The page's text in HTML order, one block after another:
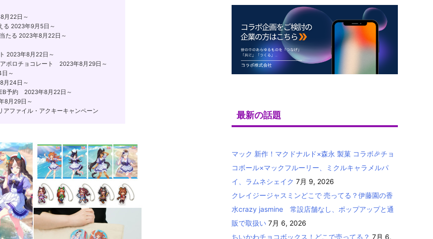
月22日～
る 2023年9月5日～
たる 2023年8月22日～
2023年8月22日～
ポロチョコレート 2023年8月29日～
～
月24日～
予約 2023年8月22日～
8月29日～
ファイル・アクキーキャンペーン 最新の話題
マック 新作！マクドナルド×森永 製菓 コラボ🎉チョ
コボール×マックフルーリー、ミクルキャラメルパ
イ、ラムネシェイク 7月 9, 2026
クレイジージャスミンどこで 売ってる？伊藤園の香
水crazy jasmine 常設店舗なし、ポップアップと通
販で取扱い 7月 6, 2026
ちいかわチョコボックス！どこで売ってる？ 7月 6,